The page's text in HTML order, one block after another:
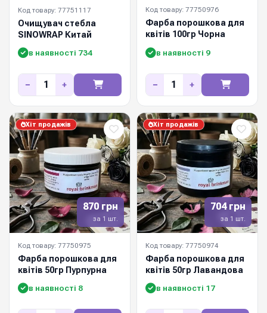
Код товару: 77751117
Очищувач стебла
SINOWRAP Китай
в наявності 734
− +
Код товару: 77750976
Фарба порошкова для
квітів 100гр Чорна
в наявності 9
− +
870 грн
за 1 шт.
Хіт продажів
Код товару: 77750975
Фарба порошкова для
квітів 50гр Пурпурна
в наявності 8
704 грн
за 1 шт.
Хіт продажів
Код товару: 77750974
Фарба порошкова для
квітів 50гр Лавандова
в наявності 17